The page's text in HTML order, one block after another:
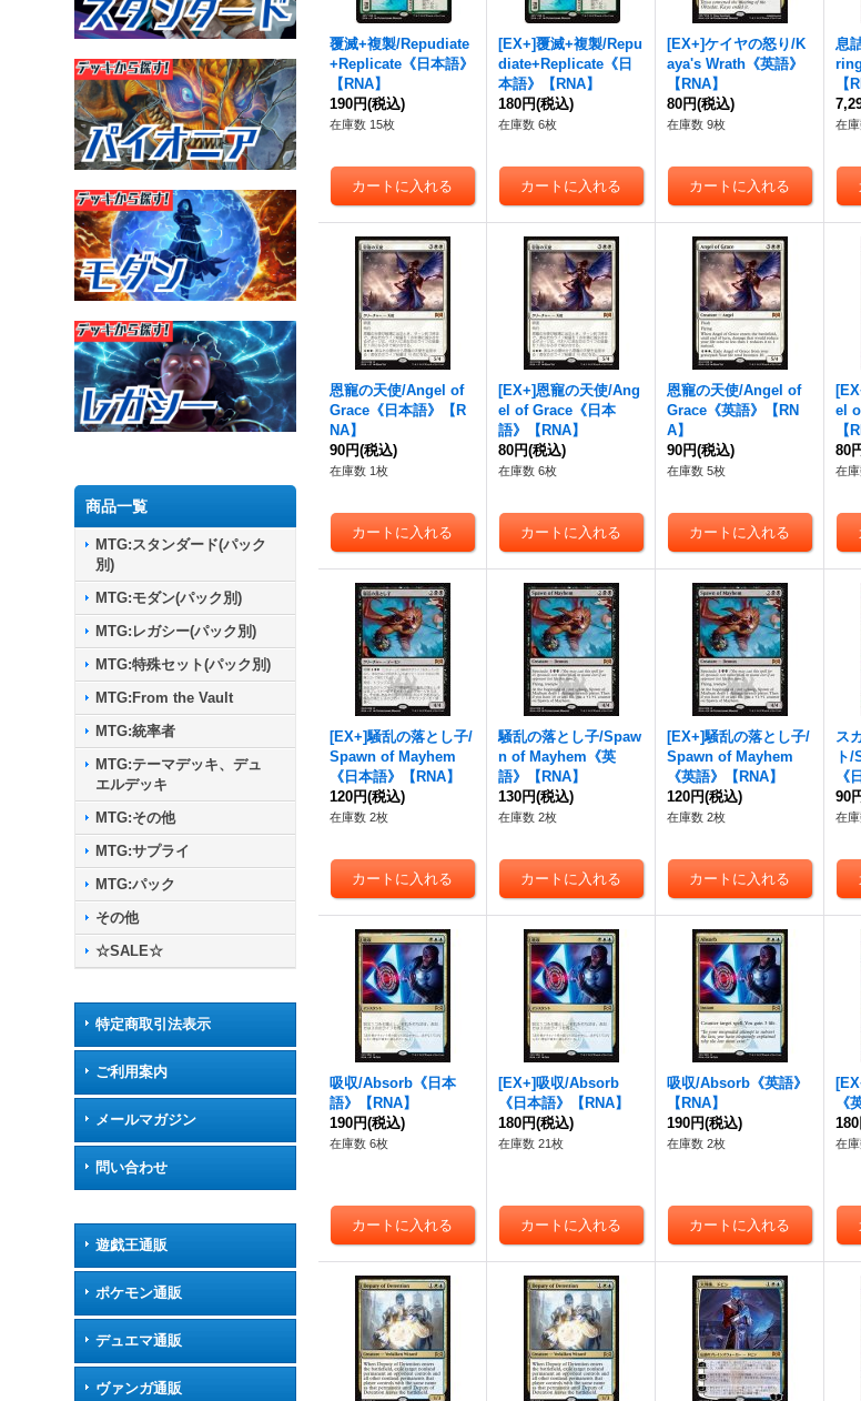
商品一覧
MTG:スタンダード(パック
別)
MTG:モダン(パック別)
MTG:レガシー(パック別)
MTG:特殊セット(パック別)
MTG:From the Vault
MTG:統率者
MTG:テーマデッキ、デュ
エルデッキ
MTG:その他
MTG:サプライ
MTG:パック
その他
☆SALE☆
特定商取引法表示
ご利用案内
メールマガジン
問い合わせ
遊戯王通販
ポケモン通販
デュエマ通販
ヴァンガ通販
覆滅+複製/Repudiate
+Replicate《日本語》
【RNA】
190円(税込)
在庫数 15枚
[EX+]覆滅+複製/Repu
diate+Replicate《日
本語》【RNA】
180円(税込)
在庫数 6枚
[EX+]ケイヤの怒り/K
aya's Wrath《英語》
【RNA】
80円(税込)
在庫数 9枚
息
【
在
恩寵の天使/Angel of
Grace《日本語》【R
NA】
90円(税込)
在庫数 1枚
[EX+]恩寵の天使/Ang
el of Grace《日本
語》【RNA】
80円(税込)
在庫数 6枚
恩寵の天使/Angel of
Grace《英語》【RN
A】
90円(税込)
在庫数 5枚
el
【
80
在
[EX+]騒乱の落とし子/
Spawn of Mayhem
《日本語》【RNA】
120円(税込)
在庫数 2枚
騒乱の落とし子/Spaw
n of Mayhem《英
語》【RNA】
130円(税込)
在庫数 2枚
[EX+]騒乱の落とし子/
Spawn of Mayhem
《英語》【RNA】
120円(税込)
在庫数 2枚
ス
ト
《
90
在
吸収/Absorb《日本
語》【RNA】
190円(税込)
在庫数 6枚
[EX+]吸収/Absorb
《日本語》【RNA】
180円(税込)
在庫数 21枚
吸収/Absorb《英語》
【RNA】
190円(税込)
在庫数 2枚
《
在